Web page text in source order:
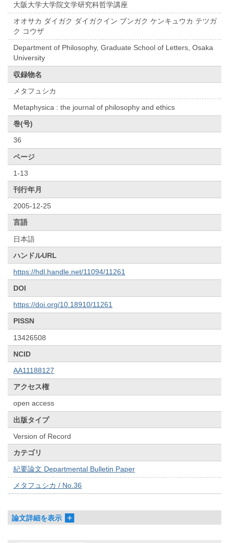
大阪大学大学院文学研究科哲学講座
オオサカ ダイガク ダイガクイン ブンガク ケンキュウカ テツガ
ク コウザ
Department of Philosophy, Graduate School of Letters, Osaka
University
収録物名
メタフュシカ
Metaphysica : the journal of philosophy and ethics
巻(号)
36
ページ
1-13
刊行年月
2005-12-25
言語
日本語
ハンドルURL
https://hdl.handle.net/11094/11261
DOI
https://doi.org/10.18910/11261
PISSN
13426508
NCID
AA11188127
アクセス権
open access
出版タイプ
Version of Record
カテゴリ
紀要論文 Departmental Bulletin Paper
メタフュシカ / No.36
論文詳細を表示